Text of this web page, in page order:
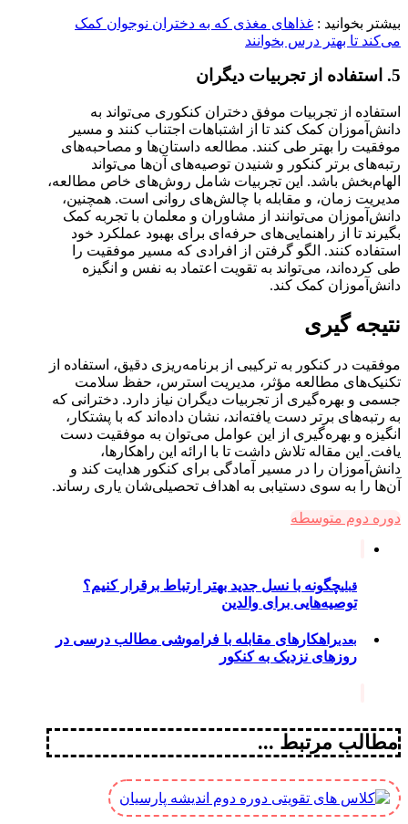
بیشتر بخوانید : غذاهای مغذی که به دختران نوجوان کمک
می‌کند تا بهتر درس بخوانند
5. استفاده از تجربیات دیگران
استفاده از تجربیات موفق دختران کنکوری می‌تواند به
دانش‌آموزان کمک کند تا از اشتباهات اجتناب کنند و مسیر
موفقیت را بهتر طی کنند. مطالعه داستان‌ها و مصاحبه‌های
رتبه‌های برتر کنکور و شنیدن توصیه‌های آن‌ها می‌تواند
الهام‌بخش باشد. این تجربیات شامل روش‌های خاص مطالعه،
مدیریت زمان، و مقابله با چالش‌های روانی است. همچنین،
دانش‌آموزان می‌توانند از مشاوران و معلمان با تجربه کمک
بگیرند تا از راهنمایی‌های حرفه‌ای برای بهبود عملکرد خود
استفاده کنند. الگو گرفتن از افرادی که مسیر موفقیت را
طی کرده‌اند، می‌تواند به تقویت اعتماد به نفس و انگیزه
دانش‌آموزان کمک کند.
نتیجه گیری
موفقیت در کنکور به ترکیبی از برنامه‌ریزی دقیق، استفاده از
تکنیک‌های مطالعه مؤثر، مدیریت استرس، حفظ سلامت
جسمی و بهره‌گیری از تجربیات دیگران نیاز دارد. دخترانی که
به رتبه‌های برتر دست یافته‌اند، نشان داده‌اند که با پشتکار،
انگیزه و بهره‌گیری از این عوامل می‌توان به موفقیت دست
یافت. این مقاله تلاش داشت تا با ارائه این راهکارها،
دانش‌آموزان را در مسیر آمادگی برای کنکور هدایت کند و
آن‌ها را به سوی دستیابی به اهداف تحصیلی‌شان یاری رساند.
دوره دوم متوسطه
قبلیچگونه با نسل جدید بهتر ارتباط برقرار کنیم؟
توصیه‌هایی برای والدین
بعدیراهکارهای مقابله با فراموشی مطالب درسی در
روزهای نزدیک به کنکور
مطالب مرتبط ...